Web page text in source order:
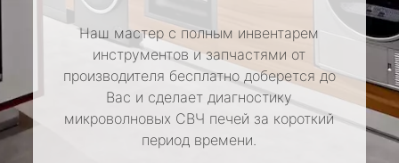
Наш мастер с полным инвентарем
инструментов и запчастями от
производителя бесплатно доберется до
Вас и сделает диагностику
микроволновых СВЧ печей за короткий
период времени.